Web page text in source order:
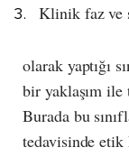
Klinik faz ve
olarak yaptığı
bir yaklaşım ile
Burada bu
tedavisinde etik